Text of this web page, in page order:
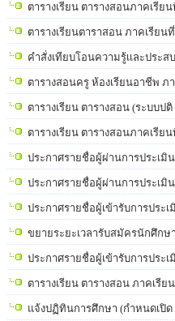
ตารางเรียน ตารางสอนภาคเรี
ตารางเรียนตาราสอน ภาคเรีย
คำสั่งเทียบโอนความรู้เเละประ
ตารางสอนครู ห้องเรียนอาชีพ ภ
ตารางเรียน ตารางสอน (ระบบป
ตารางเรียน ตารางสอนภาคเรี
ประกาศรายชื่อผู้ผ่านการประเ
ประกาศรายชื่อผู้ผ่านการประเมิ
ประกาศรายชื่อผู้เข้ารับการประ
ขยายระยะเวลารับสมัครนักศึกษ
ประกาศรายชื่อผู้เข้ารับการปร
ตารางเรียน ตารางสอน ภาคเรีย
แจ้งปฏิทินการศึกษา (กำหนดเปิด